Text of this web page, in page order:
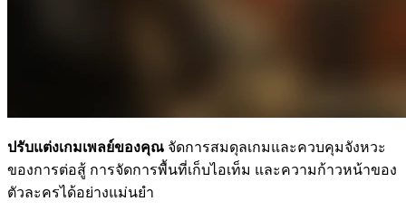
ปรับแต่งเกมเพลย์ของคุณ จัดการสมดุลเกมและควบคุมจังหวะ
ของการต่อสู้ การจัดการพื้นที่เก็บไอเท็ม และความก้าวหน้าของ
ตัวละครได้อย่างแม่นยำ